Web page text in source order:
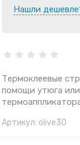
Нашли
Термоклеевые
помощи утюга или
Артикул: olive30